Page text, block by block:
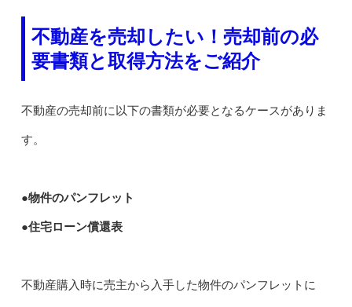
不動産を売却したい！売却前の必
要書類と取得方法をご紹介
不動産の売却前に以下の書類が必要となるケースがありま
す。
●物件のパンフレット
●住宅ローン償還表
不動産購入時に売主から入手した物件のパンフレットに